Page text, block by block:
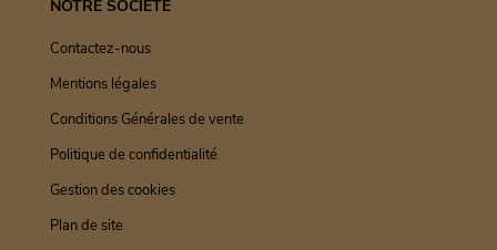
NOTRE SOCIÉTÉ
Contactez-nous
Mentions légales
Conditions Générales de vente
Politique de confidentialité
Gestion des cookies
Plan de site